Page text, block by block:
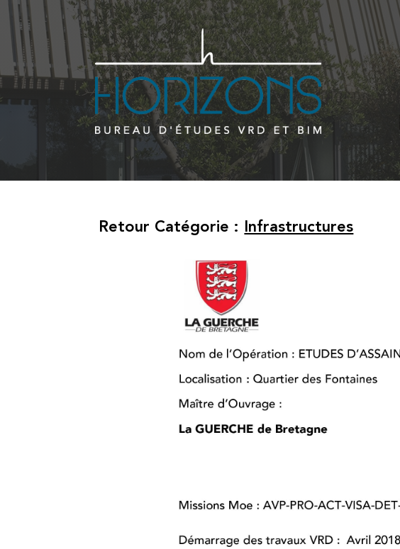
Retour Catégorie : Infrastructures